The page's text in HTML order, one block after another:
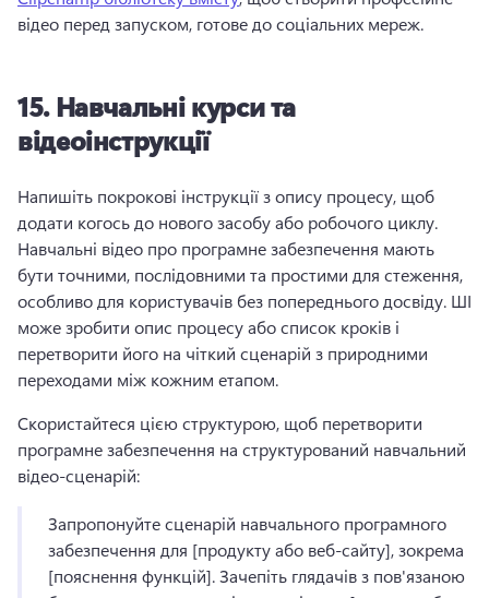
відео перед запуском, готове до соціальних мереж.
15.Навчальні курси та
відеоінструкції
Напишіть покрокові інструкції з опису процесу, щоб
Навчальні відео про програмне забезпечення мають
бути точними, послідовними та простими для стеження,
особливо для користувачів без попереднього досвіду. ШІ
може зробити опис процесу або список кроків і
перетворити його на чіткий сценарій з природними
переходами між кожним етапом.
Скористайтеся цією структурою, щоб перетворити
програмне забезпечення на структурований навчальний
відео-сценарій:
Запропонуйте сценарій навчального програмного
забезпечення для [продукту або веб-сайту], зокрема
[пояснення функцій]. Зачепіть глядачів з пов'язаною